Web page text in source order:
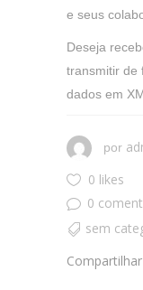
e seus
Deseja
transmitir de
dados em
por
0 likes
0
sem
Compartilhar